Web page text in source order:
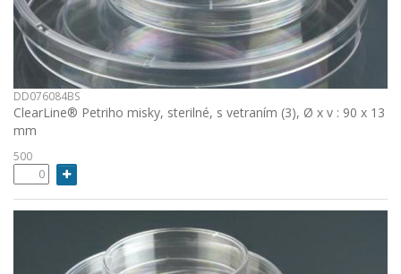
DD076084BS
ClearLine® Petriho misky, sterilné, s vetraním (3), Ø x v : 90 x 13
mm
500